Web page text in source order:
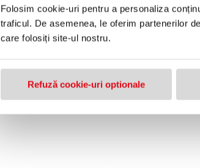
Folosim cookie-uri pentru a personaliza
traficul. De asemenea, le oferim partenerilor
care folosiți site-ul nostru.
Refuză cookie-uri optionale
pentru suspensie, 2 puncte de
atasare cu centura confortabila
(M-L)